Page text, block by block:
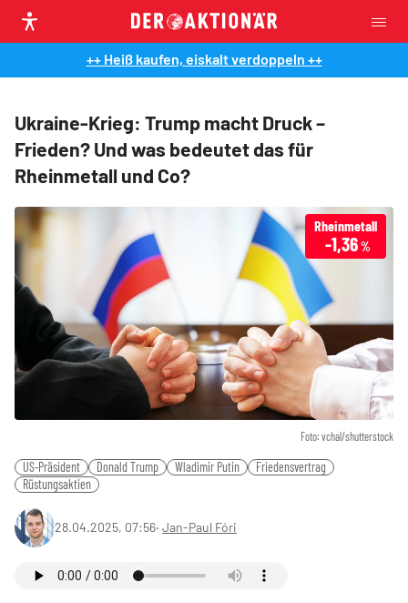
++ Heiß kaufen, eiskalt verdoppeln ++
Ukraine-Krieg: Trump macht Druck –
Frieden? Und was bedeutet das für
Rheinmetall und Co?
Foto: vchal/shutterstock
Rheinmetall
-1,36 %
US-Präsident Donald Trump Wladimir Putin
Friedensvertrag
Rüstungsaktien
28.04.2025, 07:56‧ Jan-Paul Fóri